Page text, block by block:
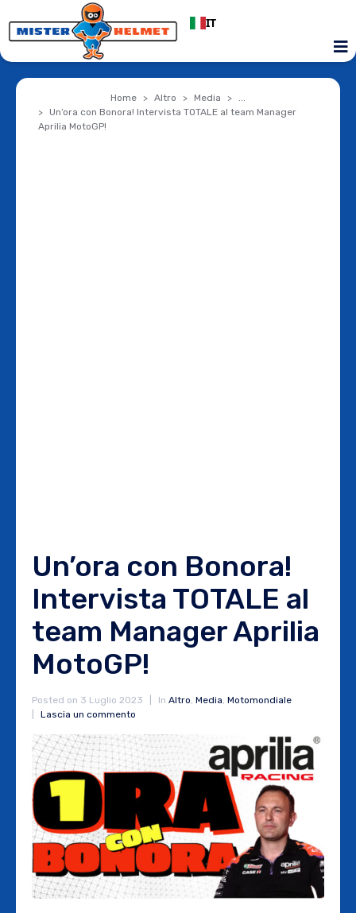
IT
Home Altro Media
...
Un’ora con Bonora! Intervista TOTALE al team Manager
Aprilia MotoGP!
Un’ora con Bonora!
Intervista TOTALE al
team Manager Aprilia
MotoGP!
Posted on 3 Luglio 2023 In Altro, Media, Motomondiale
Lascia un commento